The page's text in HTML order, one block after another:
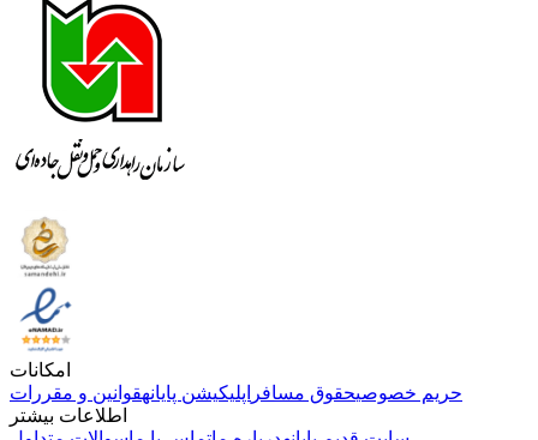
امکانات
حریم خصوصیحقوق مسافر اپلیکیشن پایانهقوانین و مقررات
اطلاعات بیشتر